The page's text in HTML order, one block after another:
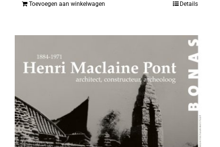
Toevoegen aan winkelwagen Details